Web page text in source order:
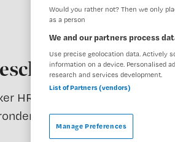
HR Instroom en inhuur -
staan enkele
Would you rather not? Then we only
as a person
We and our partners process
Use precise geolocation data. Actively
information on a device. Personalised
research and services development.
List of Partners (vendors)
Manage Preferences